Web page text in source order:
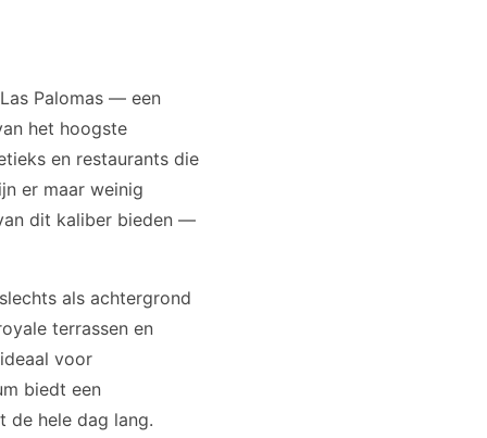
Palomas — een
het hoogste
en restaurants die
er maar weinig
dit kaliber bieden —
als achtergrond
terrassen en
voor
biedt een
de hele dag lang.